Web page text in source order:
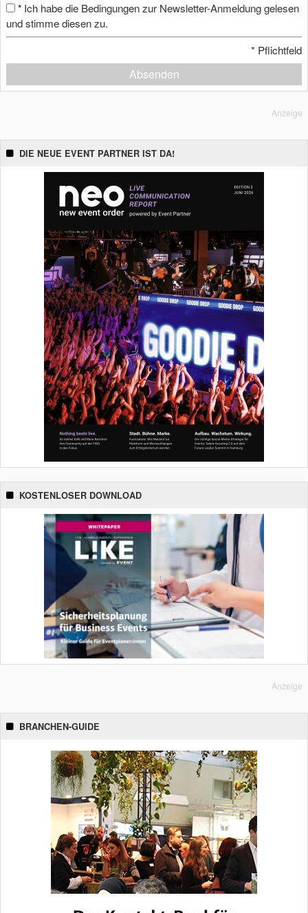
* Ich habe die Bedingungen zur Newsletter-Anmeldung gelesen
und stimme diesen zu.
* Pflichtfeld
Absenden
Anzeige
DIE NEUE EVENT PARTNER IST DA!
KOSTENLOSER DOWNLOAD
Anzeige
BRANCHEN-GUIDE